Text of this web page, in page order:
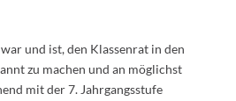
und ist, den Klassenrat in den
zu machen und an möglichst
mit der 7. Jahrgangsstufe